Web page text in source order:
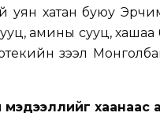
уян хатан буюу
амины сууц,
зээл
мэдээллийг хаанаас